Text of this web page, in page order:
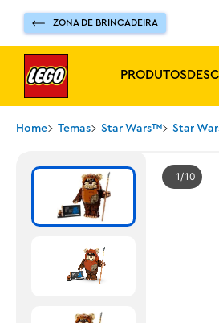
ZONA DE BRINCADEIRA
PRODUTOS
Home Temas Star Wars™ Star
1 10